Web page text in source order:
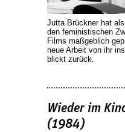
Jutta Brückner hat
den feministischen
Films maßgeblich
neue Arbeit von ihr
blickt zurück.
Wieder im
(1984)